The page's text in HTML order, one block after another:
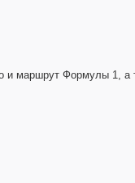
маршрут Формулы 1, а